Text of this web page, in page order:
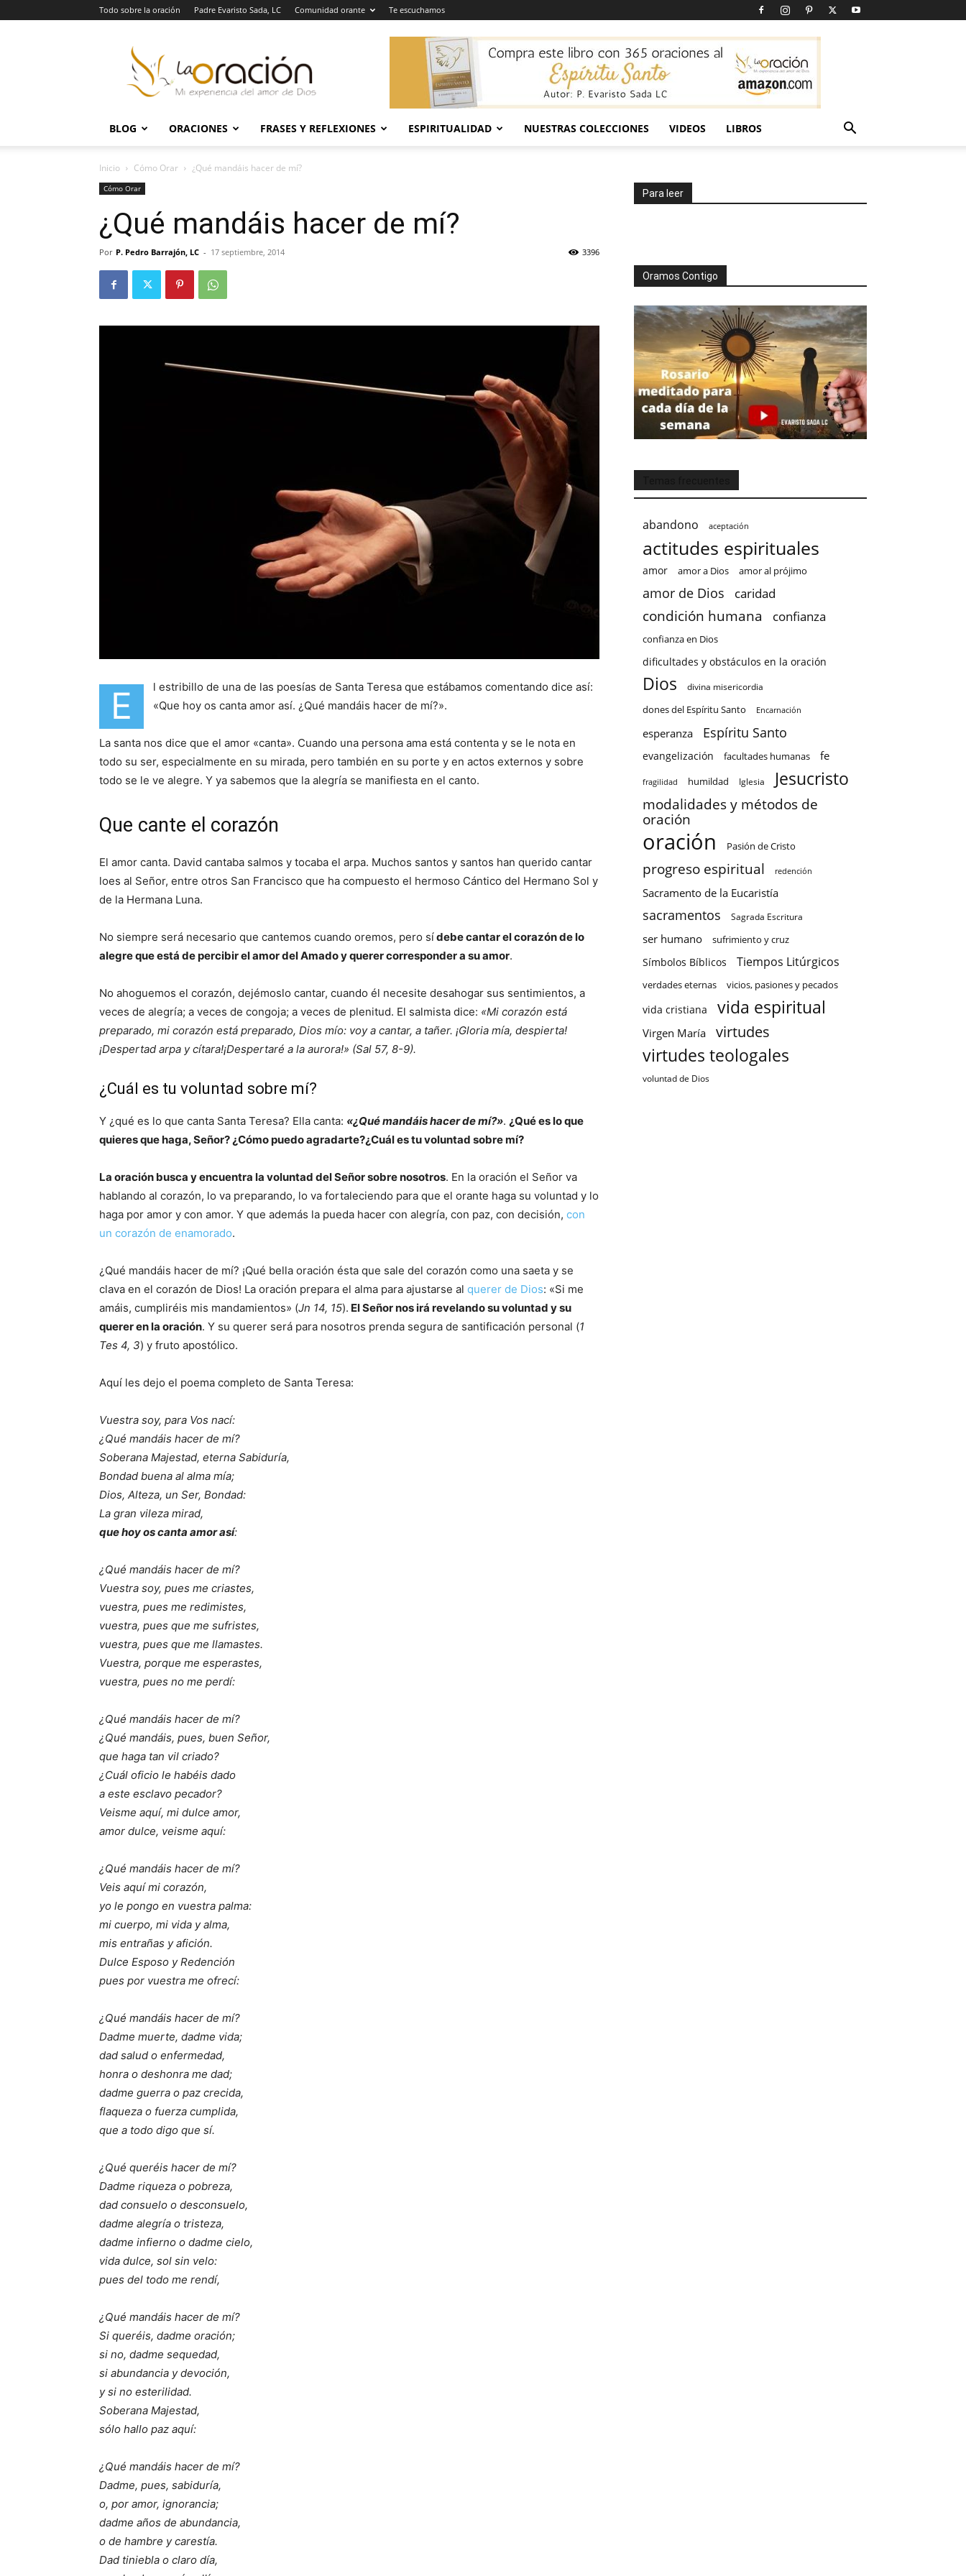
Todo sobre la oración Padre Evaristo Sada, LC Comunidad orante Te escuchamos
Oración
BLOG ORACIONES FRASES Y REFLEXIONES ESPIRITUALIDAD NUESTRAS COLECCIONES VIDEOS LIBROS
Inicio Cómo Orar ¿Qué mandáis hacer de mí?
Cómo Orar
¿Qué mandáis hacer de mí?
Por P. Pedro Barrajón, LC - 17 septiembre, 2014 3396
E
l estribillo de una de las poesías de Santa Teresa que estábamos comentando dice así:
«Que hoy os canta amor así. ¿Qué mandáis hacer de mí?».
La santa nos dice que el amor «canta». Cuando una persona ama está contenta y se le nota en
todo su ser, especialmente en su mirada, pero también en su porte y en actos externos y sobre
todo se le ve alegre. Y ya sabemos que la alegría se manifiesta en el canto.
Que cante el corazón
El amor canta. David cantaba salmos y tocaba el arpa. Muchos santos y santos han querido cantar
loes al Señor, entre otros San Francisco que ha compuesto el hermoso Cántico del Hermano Sol y
de la Hermana Luna.
No siempre será necesario que cantemos cuando oremos, pero sídebe cantar el corazón de lo
alegre que está de percibir el amor del Amado y querer corresponder a su amor.
No ahoguemos el corazón, dejémoslo cantar, cuando él necesite desahogar sus sentimientos, a
veces de alegría; a veces de congoja; a veces de plenitud. El salmista dice: «Mi corazón está
preparado, mi corazón está preparado, Dios mío: voy a cantar, a tañer. ¡Gloria mía, despierta!
¡Despertad arpa y cítara!¡Despertaré a la aurora!» (Sal 57, 8-9).
¿Cuál es tu voluntad sobre mí?
Y ¿qué es lo que canta Santa Teresa? Ella canta: «¿Qué mandáis hacer de mí?». ¿Qué es lo que
quieres que haga, Señor? ¿Cómo puedo agradarte?¿Cuál es tu voluntad sobre mí?
La oración busca y encuentra la voluntad del Señor sobre nosotros. En la oración el Señor va
hablando al corazón, lo va preparando, lo va fortaleciendo para que el orante haga su voluntad y lo
haga por amor y con amor. Y que además la pueda hacer con alegría, con paz, con decisión, con
un corazón de enamorado.
¿Qué mandáis hacer de mí? ¡Qué bella oración ésta que sale del corazón como una saeta y se
clava en el corazón de Dios! La oración prepara el alma para ajustarse al querer de Dios: «Si me
amáis, cumpliréis mis mandamientos» (Jn 14, 15). El Señor nos irá revelando su voluntad y su
querer en la oración. Y su querer será para nosotros prenda segura de santificación personal (1
Tes 4, 3) y fruto apostólico.
Aquí les dejo el poema completo de Santa Teresa:
Vuestra soy, para Vos nací:
¿Qué mandáis hacer de mí?
Soberana Majestad, eterna Sabiduría,
Bondad buena al alma mía;
Dios, Alteza, un Ser, Bondad:
La gran vileza mirad,
que hoy os canta amor así:
¿Qué mandáis hacer de mí?
Vuestra soy, pues me criastes,
vuestra, pues me redimistes,
vuestra, pues que me sufristes,
vuestra, pues que me llamastes.
Vuestra, porque me esperastes,
vuestra, pues no me perdí:
¿Qué mandáis hacer de mí?
¿Qué mandáis, pues, buen Señor,
que haga tan vil criado?
¿Cuál oficio le habéis dado
a este esclavo pecador?
Veisme aquí, mi dulce amor,
amor dulce, veisme aquí:
¿Qué mandáis hacer de mí?
Veis aquí mi corazón,
yo le pongo en vuestra palma:
mi cuerpo, mi vida y alma,
mis entrañas y afición.
Dulce Esposo y Redención
pues por vuestra me ofrecí:
¿Qué mandáis hacer de mí?
Dadme muerte, dadme vida;
dad salud o enfermedad,
honra o deshonra me dad;
dadme guerra o paz crecida,
flaqueza o fuerza cumplida,
que a todo digo que sí.
¿Qué queréis hacer de mí?
Dadme riqueza o pobreza,
dad consuelo o desconsuelo,
dadme alegría o tristeza,
dadme infierno o dadme cielo,
vida dulce, sol sin velo:
pues del todo me rendí,
¿Qué mandáis hacer de mí?
Si queréis, dadme oración;
si no, dadme sequedad,
si abundancia y devoción,
y si no esterilidad.
Soberana Majestad,
sólo hallo paz aquí:
¿Qué mandáis hacer de mí?
Dadme, pues, sabiduría,
o, por amor, ignorancia;
dadme años de abundancia,
o de hambre y carestía.
Dad tiniebla o claro día,
Para leer
Oramos Contigo
abandono aceptación
actitudes espirituales
amor amor a Dios amor al prójimo
amor de Dios caridad
condición humana confianza
confianza en Dios
dificultades y obstáculos en la oración
Dios divina misericordia
dones del Espíritu Santo Encarnación
esperanza Espíritu Santo
evangelización facultades humanas fe
fragilidad humildad Iglesia Jesucristo
modalidades y métodos de
oración
oración Pasión de Cristo
progreso espiritual redención
Sacramento de la Eucaristía
sacramentos Sagrada Escritura
ser humano sufrimiento y cruz
Símbolos Bíblicos Tiempos Litúrgicos
verdades eternas vicios, pasiones y pecados
vida cristiana vida espiritual
Virgen María virtudes
virtudes teologales
voluntad de Dios